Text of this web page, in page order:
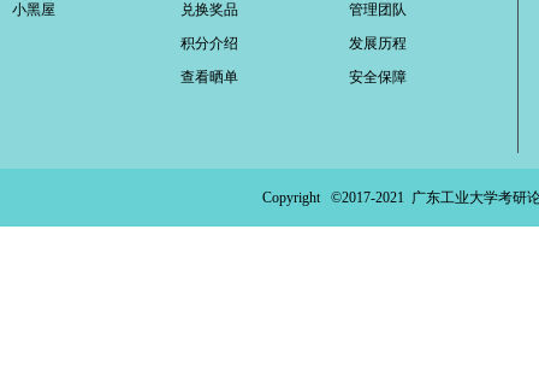
小黑屋
兑换奖品
积分介绍
查看晒单
管理团队
发展历程
安全保障
Copyright ©2017-2021 广东工业大学考研